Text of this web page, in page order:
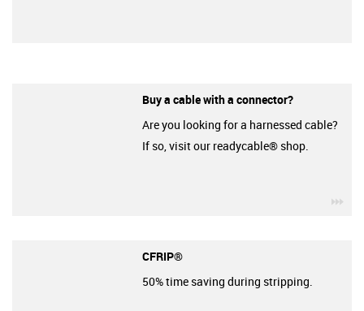
Buy a cable with a connector?
Are you looking for a harnessed cable?
If so, visit our readycable® shop.
CFRIP®
50% time saving during stripping.